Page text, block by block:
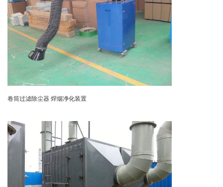
卷筒过滤除尘器 焊烟净化装置